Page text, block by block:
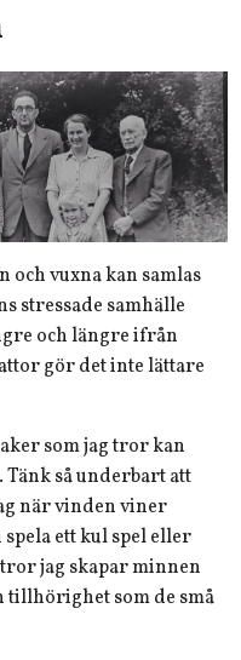
och vuxna kan samlas
stressade samhälle
och längre ifrån
gör det inte lättare
som jag tror kan
så underbart att
när vinden viner
ett kul spel eller
jag skapar minnen
tillhörighet som de små